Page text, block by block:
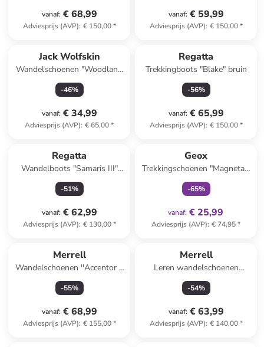
vanaf: € 68,99
Adviesprijs (AVP): € 150,00*
vanaf: € 59,99
Adviesprijs (AVP): € 150,00*
Jack Wolfskin
Wandelschoenen "Woodland
2 Texapore Low" blauw
-46%
vanaf: € 34,99
Adviesprijs (AVP): € 65,00*
Regatta
Trekkingboots "Blake" bruin
-56%
vanaf: € 65,99
Adviesprijs (AVP): € 150,00*
Regatta
Wandelboots "Samaris III"
donkerblauw
-51%
vanaf: € 62,99
Adviesprijs (AVP): € 130,00*
Geox
Trekkingschoenen "Magnetar"
zwart/rood/grijs
-65%
vanaf: € 25,99
Adviesprijs (AVP): € 74,95*
Merrell
Wandelschoenen ''Accentor 3
Sport'' zwart
-55%
vanaf: € 68,99
Adviesprijs (AVP): € 155,00*
Merrell
Leren wandelschoenen
''Accentor 3'' grijs
-54%
vanaf: € 63,99
Adviesprijs (AVP): € 140,00*